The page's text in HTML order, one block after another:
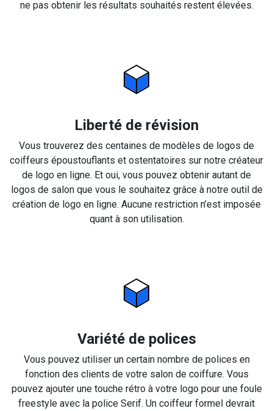
ne pas obtenir les résultats souhaités restent élevées.
Liberté de révision
Vous trouverez des centaines de modèles de logos de
coiffeurs époustouflants et ostentatoires sur notre créateur
de logo en ligne. Et oui, vous pouvez obtenir autant de
logos de salon que vous le souhaitez grâce à notre outil de
création de logo en ligne. Aucune restriction n’est imposée
quant à son utilisation.
Variété de polices
Vous pouvez utiliser un certain nombre de polices en
fonction des clients de votre salon de coiffure. Vous
pouvez ajouter une touche rétro à votre logo pour une foule
freestyle avec la police Serif. Un coiffeur formel devrait